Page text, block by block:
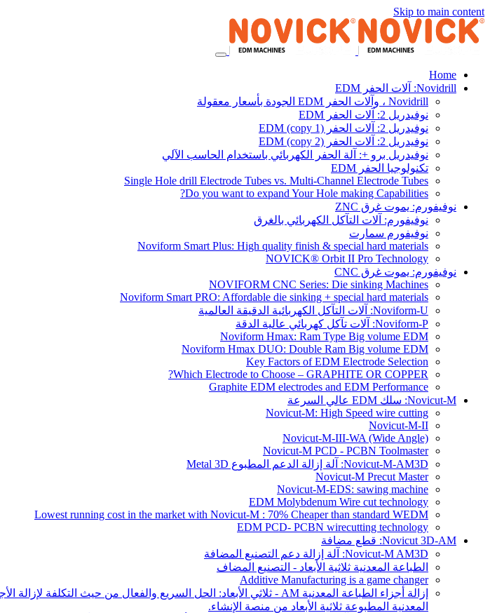
Skip to main content
Home
Novidrill: آلات الحفر EDM
Novidrill ، وآلات الحفر EDM الجودة بأسعار معقولة
نوفيدريل 2: آلات الحفر EDM
نوفيدريل 2: آلات الحفر EDM (copy 1)
نوفيدريل 2: آلات الحفر EDM (copy 2)
نوفيدريل برو +: آلة الحفر الكهربائي باستخدام الحاسب الآلي
تكنولوجيا الحفر EDM
Single Hole drill Electrode Tubes vs. Multi-Channel Electrode Tubes
Do you want to expand Your Hole making Capabilities?
نوفيفورم: يموت غرق ZNC
نوفيفورم: آلات التآكل الكهربائي بالغرق
نوفيفورم سمارت
Noviform Smart Plus: High quality finish & special hard materials
NOVICK® Orbit II Pro Technology
نوفيفورم: يموت غرق CNC
NOVIFORM CNC Series: Die sinking Machines
Noviform Smart PRO: Affordable die sinking + special hard materials
Noviform-U: آلات التآكل الكهربائية الدقيقة العالمية
Noviform-P: آلات تآكل كهربائي عالية الدقة
Noviform Hmax: Ram Type Big volume EDM
Noviform Hmax DUO: Double Ram Big volume EDM
Key Factors of EDM Electrode Selection
Which Electrode to Choose – GRAPHITE OR COPPER?
Graphite EDM electrodes and EDM Performance
Novicut-M: سلك EDM عالي السرعة
Novicut-M: High Speed wire cutting
Novicut-M-II
Novicut-M-III-WA (Wide Angle)
Novicut-M PCD - PCBN Toolmaster
Novicut-M-AM3D: آلة إزالة الدعم المطبوع Metal 3D
Novicut-M Precut Master
Novicut-M-EDS: sawing machine
EDM Molybdenum Wire cut technology
Lowest running cost in the market with Novicut-M : 70% Cheaper than standard WEDM
EDM PCD- PCBN wirecutting technology
Novicut 3D-AM: قطع مضافة
Novicut-M AM3D: آلة إزالة دعم التصنيع المضافة
الطباعة المعدنية ثلاثية الأبعاد - التصنيع المضاف
Additive Manufacturing is a game changer
المعدنية المطبوعة ثلاثية الأبعاد من منصة الإنشاء.